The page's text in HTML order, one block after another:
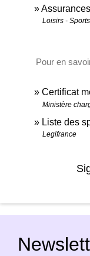
Loisirs -
Pour en
Certificat
Ministère
Liste des
Legifrance